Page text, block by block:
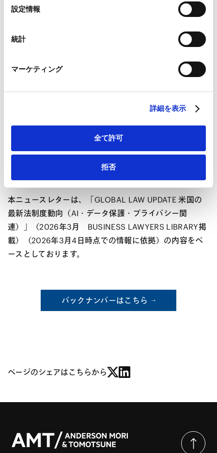
Google Analytics利用規約（
Marketo
外部サイト）
LinkedIn プライバシーポリシー（
HubSpot プライバシーポリシー（外部サイト）
設定情報
統計
マーケティング
詳細を表示
全て許可
拒否
2．Grok（xAI社）をめぐる動向
4．米国のデータ保護規制の動向
米国では、AI（人工知能）チャットボット規制法が各州
で続々と制定・施行されている中、カリフォルニア州当
局がイーロン・マスクの傘下にあるGrok（xAI社）に対
して、厳しい態度を見せ始めています。他方、AI（人工
きが続いています。データ保護分野については、包括的
な消費者データ保護法制を導入する州が拡大しているほ
か、未成年保護規制違反としてTemuやRobloxの提供元
本ニュースレターは、「GLOBAL LAW UPDATE 米国の
最新法制度動向（AI・データ保護・プライバシー関
連）」（2026年3月 BUSINESS LAWYERS LIBRARY掲
載）（2026年3月4日時点での情報に依拠）の内容をベ
ースとしております。
バックナンバーはこちら
ページのシェアはこちらから